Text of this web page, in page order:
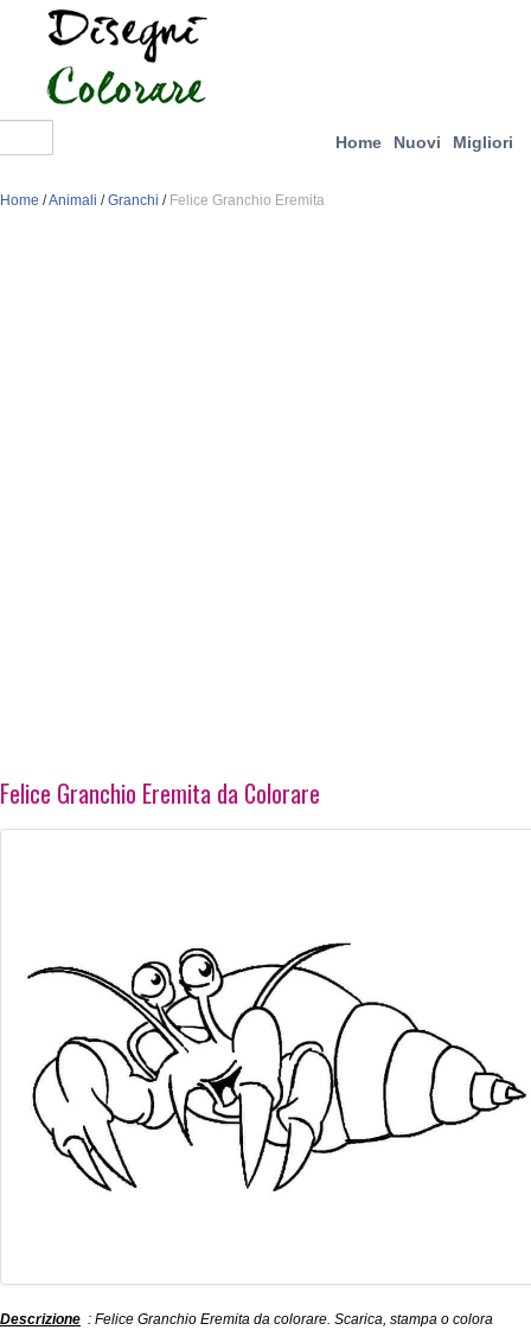
Home Nuovi Migliori
Home /Animali /Granchi / Felice Granchio Eremita
Felice Granchio Eremita da Colorare
Descrizione : Felice Granchio Eremita da colorare. Scarica, stampa o colora